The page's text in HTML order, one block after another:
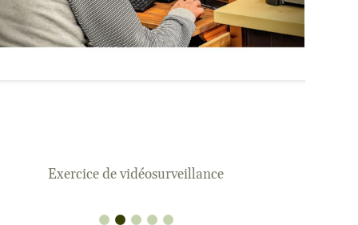
Exercice de vidéosurveillance